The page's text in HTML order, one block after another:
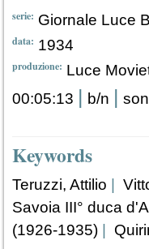
serie: Giornale Luce
data: 1934
produzione: Luce
00:05:13 | b/n |
Keywords
Teruzzi, Attilio
Savoia III° duca
(1926-1935)